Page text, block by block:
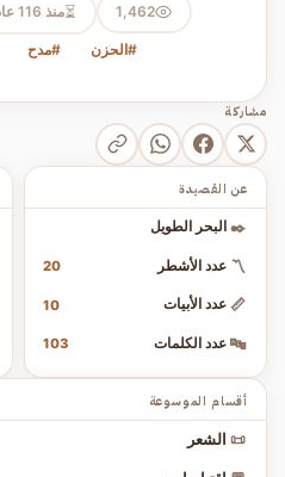
1,462
⏳منذ 116 عام
#الحزن #مدح
مشاركة
عن القصيدة
✒️ البحر الطويل
〽️ عدد الأشطر 20
📏 عدد الأبيات 10
🔤 عدد الكلمات 103
أقسام الموسوعة
📜 الشعر